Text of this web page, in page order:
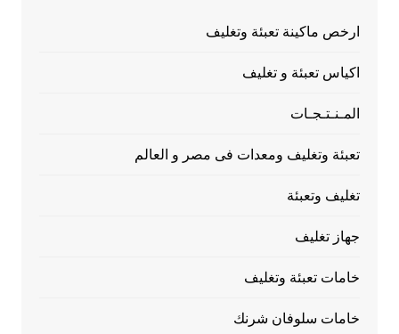
ارخص ماكينة تعبئة وتغليف
اكياس تعبئة و تغليف
المـنـتـجـات
تعبئة وتغليف ومعدات فى مصر و العالم
تغليف وتعبئة
جهاز تغليف
خامات تعبئة وتغليف
خامات سلوفان شرنك